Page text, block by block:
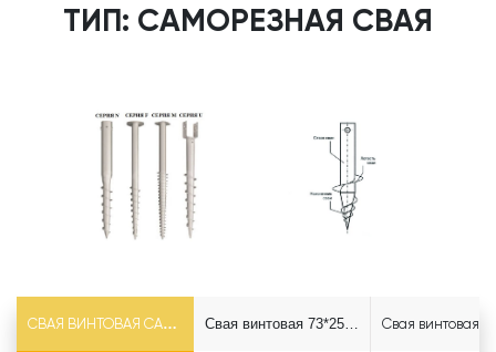
ТИП: САМОРЕЗНАЯ СВАЯ
СВАЯ ВИНТОВАЯ САМОРЕЗ Ф73*5.5 Свая винтовая 73*2500 саморез